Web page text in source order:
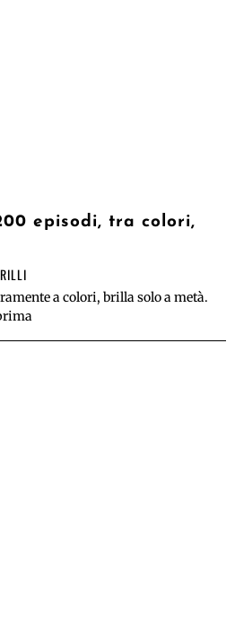
episodi, tra colori,
a colori, brilla solo a metà.